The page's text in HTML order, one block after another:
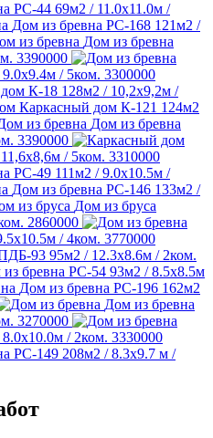
РС-44 69м2 / 11.0х11.0м /
Дом из бревна РС-168 121м2 /
Дом из бревна
3390000
/ 5ком. 3300000
К-18 128м2 / 10,2х9,2м /
Каркасный дом К-121 124м2
Дом из бревна
3390000
/ 5ком. 3310000
РС-49 111м2 / 9.0х10.5м /
Дом из бревна РС-146 133м2 /
Дом из бруса
2860000
/ 4ком. 3770000
93 95м2 / 12.3х8.6м / 2ком.
бревна РС-54 93м2 / 8.5х8.5м
Дом из бревна РС-196 162м2
Дом из бревна
3270000
/ 2ком. 3330000
РС-149 208м2 / 8.3х9.7 м /